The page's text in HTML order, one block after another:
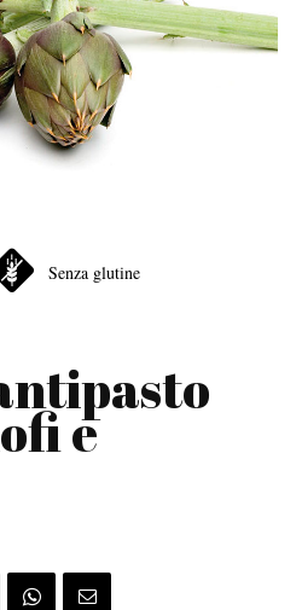
Senza glutine
e